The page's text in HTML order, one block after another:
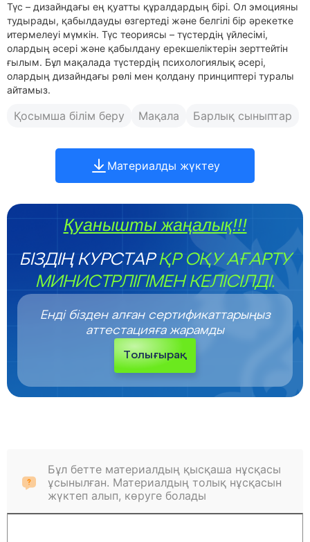
Түс – дизайндағы ең қуатты құралдардың бірі. Ол эмоцияны
тудырады, қабылдауды өзгертеді және белгілі бір әрекетке
итермелеуі мүмкін. Түс теориясы – түстердің үйлесімі,
олардың әсері және қабылдану ерекшеліктерін зерттейтін
ғылым. Бұл мақалада түстердің психологиялық әсері,
олардың дизайндағы рөлі мен қолдану принциптері туралы
айтамыз.
Қосымша білім беру Мақала Барлық сыныптар
Материалды жүктеу
Қуанышты жаңалық!!!
БІЗДІҢ КУРСТАРҚР ОҚУ АҒАРТУ
МИНИСТРЛІГІМЕН КЕЛІСІЛДІ.
Енді бізден алған сертификаттарыңыз
аттестацияға жарамды
Толығырақ
Бұл бетте материалдың қысқаша нұсқасы
ұсынылған. Материалдың толық нұсқасын
жүктеп алып, көруге болады